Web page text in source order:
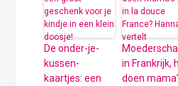
De onder-je-
kussen-
kaartjes: een
in Frankrijk,
doen